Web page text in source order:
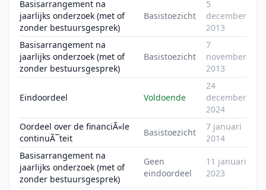
Basisarrangement na
jaarlijks onderzoek (met of
zonder bestuursgesprek)
Basistoezicht
5
december
2013
Basisarrangement na
jaarlijks onderzoek (met of
zonder bestuursgesprek)
Basistoezicht
7
november
2013
Eindoordeel Voldoende
24
december
2024
Oordeel over de financiÃ«le
continuÃ¯teit
Basistoezicht
7 januari
2014
Basisarrangement na
jaarlijks onderzoek (met of
zonder bestuursgesprek)
Geen
eindoordeel
11 januari
2023